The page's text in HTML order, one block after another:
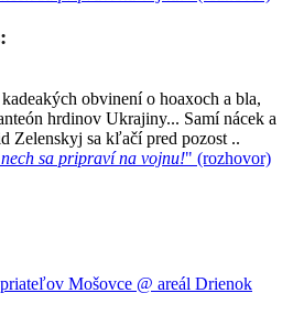
obvinení o hoaxoch a bla,
hrdinov Ukrajiny... Samí nácek a
Zelenskyj sa kľačí pred pozost ..
sa pripraví na vojnu!" (rozhovor)
Mošovce @ areál Drienok